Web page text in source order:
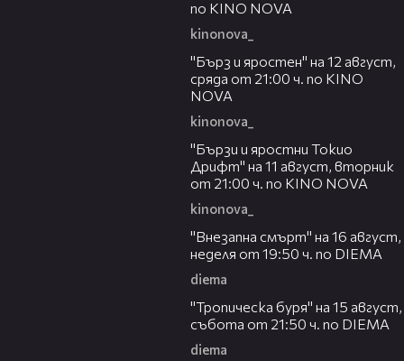
по KINO NOVA
kinonova_
"Бърз и яростен" на 12 август,
сряда от 21:00 ч. по KINO
NOVA
kinonova_
"Бързи и яростни Токио
Дрифт" на 11 август, вторник
от 21:00 ч. по KINO NOVA
kinonova_
"Внезапна смърт" на 16 август,
неделя от 19:50 ч. по DIEMA
diema
"Тропическа буря" на 15 август,
събота от 21:50 ч. по DIEMA
diema